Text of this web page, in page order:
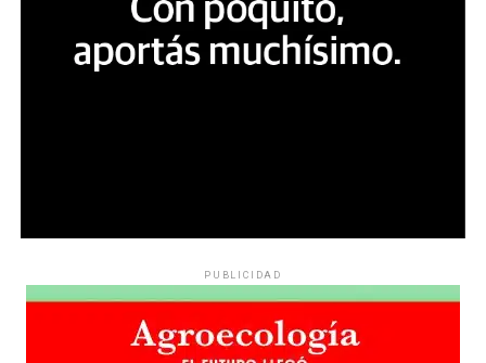
PUBLICIDAD